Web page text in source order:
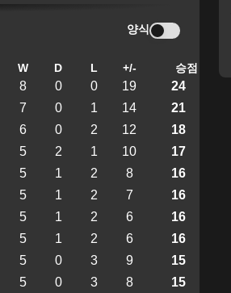
양식
W D L +/- 승점
8 0 0 19 24
7 0 1 14 21
6 0 2 12 18
5 2 1 10 17
5 1 2 8 16
5 1 2 7 16
5 1 2 6 16
5 1 2 6 16
5 0 3 9 15
5 0 3 8 15